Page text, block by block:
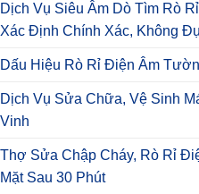
Dịch Vụ Siêu Âm Dò Tìm Rò
Xác Định Chính Xác, Không
Dấu Hiệu Rò Rỉ Điện Âm
Dịch Vụ Sửa Chữa, Vệ Sinh
Vinh
Thợ Sửa Chập Cháy, Rò Rỉ
Mặt Sau 30 Phút